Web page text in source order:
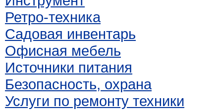
Ретро-техника
Садовая инвентарь
Офисная мебель
Источники питания
Безопасность, охрана
Услуги по ремонту техники